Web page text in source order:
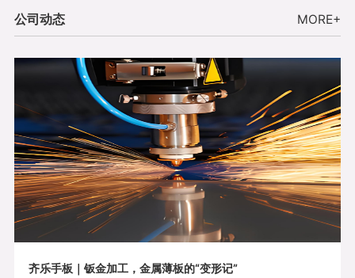
公司动态 MORE+
齐乐手板｜钣金加工，金属薄板的“变形记”